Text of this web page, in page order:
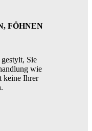
FÖHNEN
Sie
wie
keine Ihrer